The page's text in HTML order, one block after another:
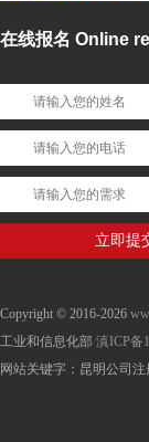
在线报名 Online
Copyright © 2016-2026
工业和信息化部 滇ICP备
网站关键字：昆明公司